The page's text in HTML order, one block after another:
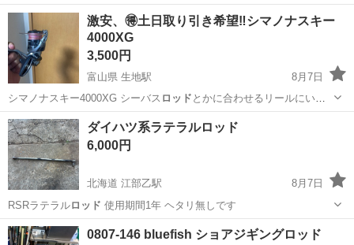
きます。 ご興味…
鹿児島 薩摩川内市 上川内駅 マリンスポーツ
激安、🉐土日取り引き希望‼️シマノナスキー
4000XG
3,500円
富山県 生地駅
8月7日
シマノナスキー4000XG シーバス ロッド とかに合わせるリールにいか
がですか⁇
富山 黒部市 生地駅 シーバスロッド
ダイハツ系ラテラルロッド
6,000円
北海道 江部乙駅
8月7日
RSRラテラルロッド 使用期間1年 ヘタリ無しです
北海道 滝川市 ラテラルロッド
0807-146 bluefish ショアジギングロッド